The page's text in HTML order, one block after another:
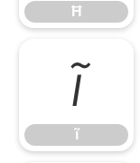
Ħ
ĩ
ĩ